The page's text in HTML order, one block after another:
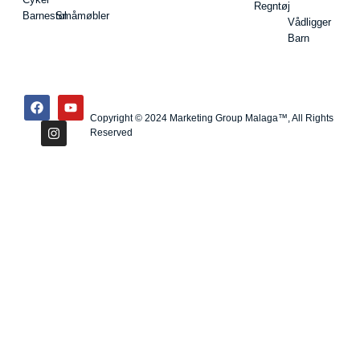
BarnestolSmåmøbler
Regntøj
Vådligger
Barn
Copyright © 2024 Marketing Group Malaga™, All Rights
Reserved